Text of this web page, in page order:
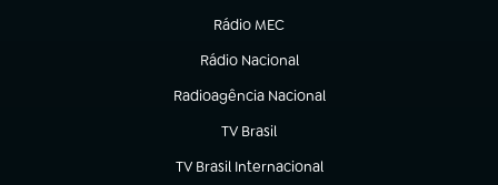
Rádio MEC
Rádio Nacional
(abre em nova aba)
Radioagência Nacional
(abre em nova aba)
TV Brasil
(abre em nova aba)
TV Brasil Internacional
(abre em nova aba)